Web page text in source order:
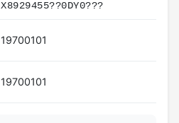
Х8929455??0DY0???
19700101
19700101